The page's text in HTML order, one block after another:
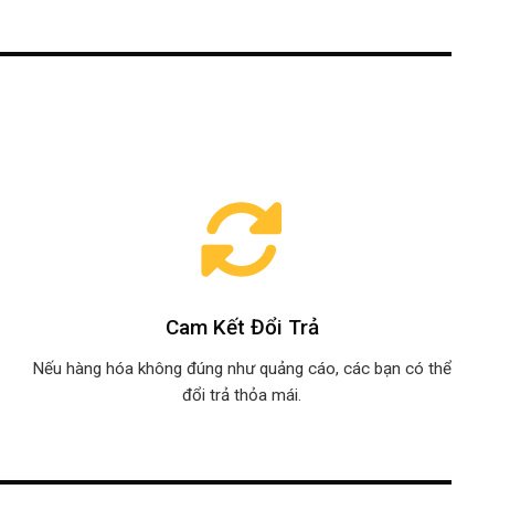
Cam Kết Đổi Trả
Nếu hàng hóa không đúng như quảng cáo, các bạn có thể
đổi trả thỏa mái.